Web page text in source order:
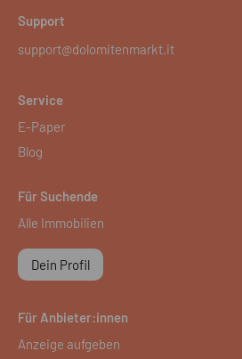
Support
support@dolomitenmarkt.it
Service
E-Paper
Blog
Für Suchende
Alle Immobilien
Dein Profil
Für Anbieter:innen
Anzeige aufgeben